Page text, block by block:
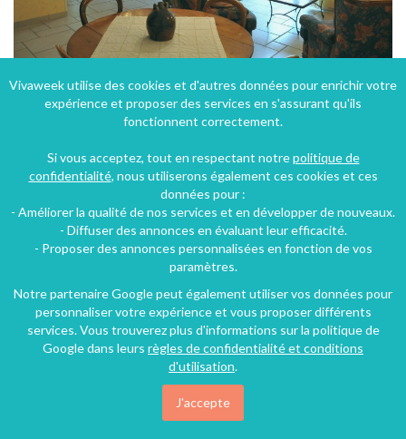
Gîte
3 chambres 6 personnes
59€/nuit
Vivaweek utilise des cookies et d'autres données pour enrichir votre
expérience et proposer des services en s'assurant qu'ils
fonctionnent correctement.
Si vous acceptez, tout en respectant notrepolitique de
confidentialité, nous utiliserons également ces cookies et ces
données pour :
- Améliorer la qualité de nos services et en développer de nouveaux.
- Diffuser des annonces en évaluant leur efficacité.
- Proposer des annonces personnalisées en fonction de vos
paramètres.
Notre partenaire Google peut également utiliser vos données pour
personnaliser votre expérience et vous proposer différents
services. Vous trouverez plus d'informations sur la politique de
Google dans leurs règles de confidentialité et conditions
d'utilisation.
J'accepte